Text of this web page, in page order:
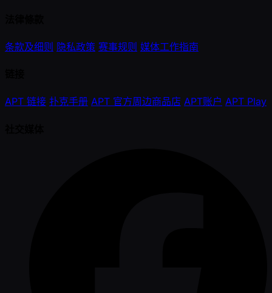
条款及细则 隐私政策 赛事规则 媒体工作指南
APT 链接 扑克手册 APT 官方周边商品店 APT账户 APT Play